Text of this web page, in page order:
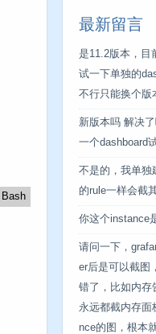
Bash
最新留言
是11.2版本，目
试一下单独的
不行只能换个版
新版本吗 解决
一个dashboard
不是的，我单独
的rule一样会截
你这个instance
请问一下，
er后是可以截图
错了，比如内存
永远都截内存面
nce的图，根本